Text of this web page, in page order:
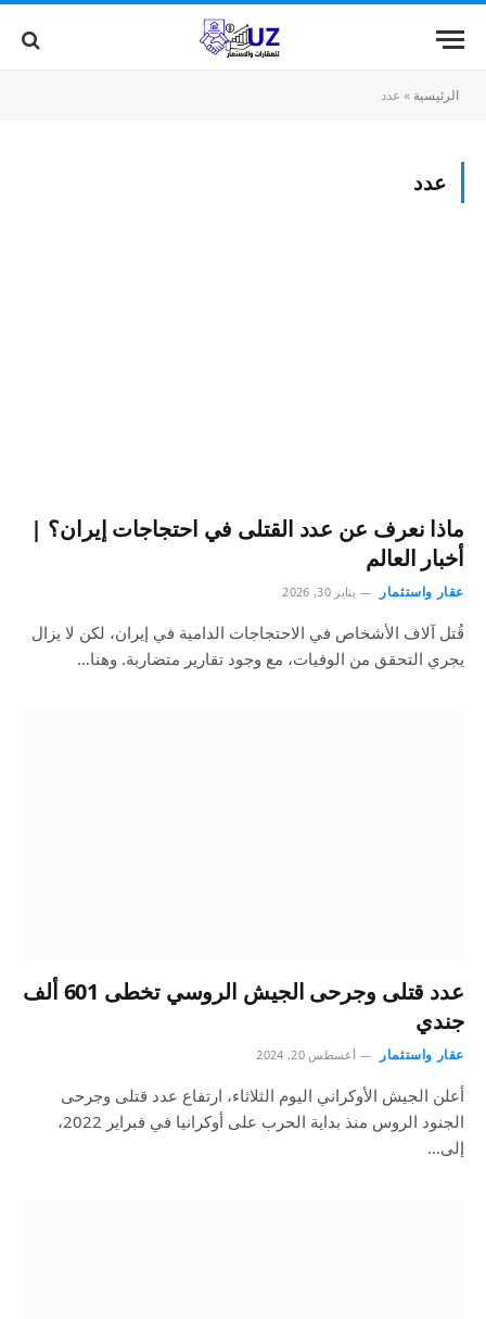
الرئيسية » عدد
عدد
ماذا نعرف عن عدد القتلى في احتجاجات إيران؟ |
أخبار العالم
عقار واستثمار يناير 30, 2026
قُتل آلاف الأشخاص في الاحتجاجات الدامية في إيران، لكن لا يزال
يجري التحقق من الوفيات، مع وجود تقارير متضاربة. وهنا…
عدد قتلى وجرحى الجيش الروسي تخطى 601 ألف
جندي
عقار واستثمار أغسطس 20, 2024
أعلن الجيش الأوكراني اليوم الثلاثاء، ارتفاع عدد قتلى وجرحى
الجنود الروس منذ بداية الحرب على أوكرانيا في فبراير 2022،
إلى…